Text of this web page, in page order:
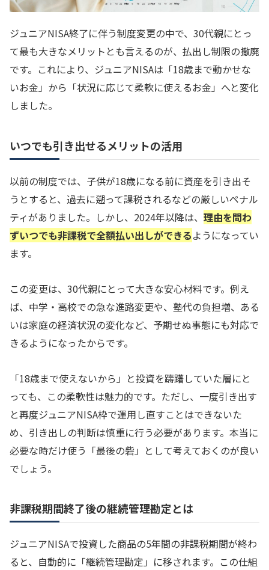
ジュニアNISA終了に伴う制度変更の中で、30代親にとっ
て最も大きなメリットとも言えるのが、払出し制限の撤廃
です。これにより、ジュニアNISAは「18歳まで動かせな
いお金」から「状況に応じて柔軟に使えるお金」へと変化
しました。
いつでも引き出せるメリットの活用
以前の制度では、子供が18歳になる前に資産を引き出そ
うとすると、過去に遡って課税されるなどの厳しいペナル
ティがありました。しかし、2024年以降は、 理由を問わ
ずいつでも非課税で全額払い出しができるようになってい
ます。
この変更は、30代親にとって大きな安心材料です。例え
ば、中学・高校での急な進路変更や、塾代の負担増、ある
いは家庭の経済状況の変化など、予期せぬ事態にも対応で
きるようになったからです。
「18歳まで使えないから」と投資を躊躇していた層にと
っても、この柔軟性は魅力的です。ただし、一度引き出す
と再度ジュニアNISA枠で運用し直すことはできないた
め、引き出しの判断は慎重に行う必要があります。本当に
必要な時だけ使う「最後の砦」として考えておくのが良い
でしょう。
非課税期間終了後の継続管理勘定とは
ジュニアNISAで投資した商品の5年間の非課税期間が終わ
ると、自動的に「継続管理勘定」に移されます。この仕組